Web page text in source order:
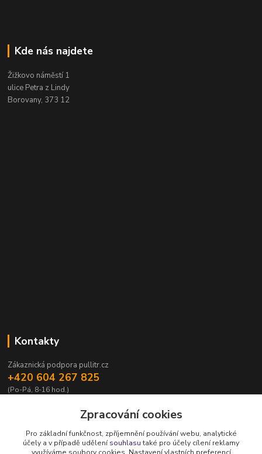
Kde nás najdete
Žižkovo náměstí 1
ulice Petra z Lindy
Borovany, 373 12
Kontakty
Zákaznická podpora pullitr.cz
+420 604 267 825
(Po-Pá, 8-16 hod.)
Zpracování cookies
Pro základní funkčnost, zpříjemnění používání webu, analytické
účely a v případě udělenísouhlasutaké pro účely cílení reklamy